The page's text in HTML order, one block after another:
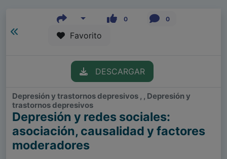
0 0
Favorito
DESCARGAR
Depresión y trastornos depresivos , , Depresión y
trastornos depresivos
Depresión y redes sociales:
asociación, causalidad y factores
moderadores